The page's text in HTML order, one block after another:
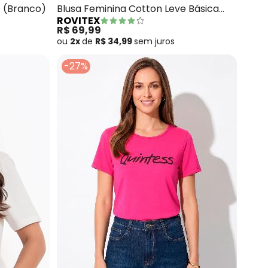
(Branco)
Blusa Feminina Cotton Leve Básica
(Branco)
ROVITEX
R$ 69,99
ou 2xde R$ 34,99sem juros
-27%